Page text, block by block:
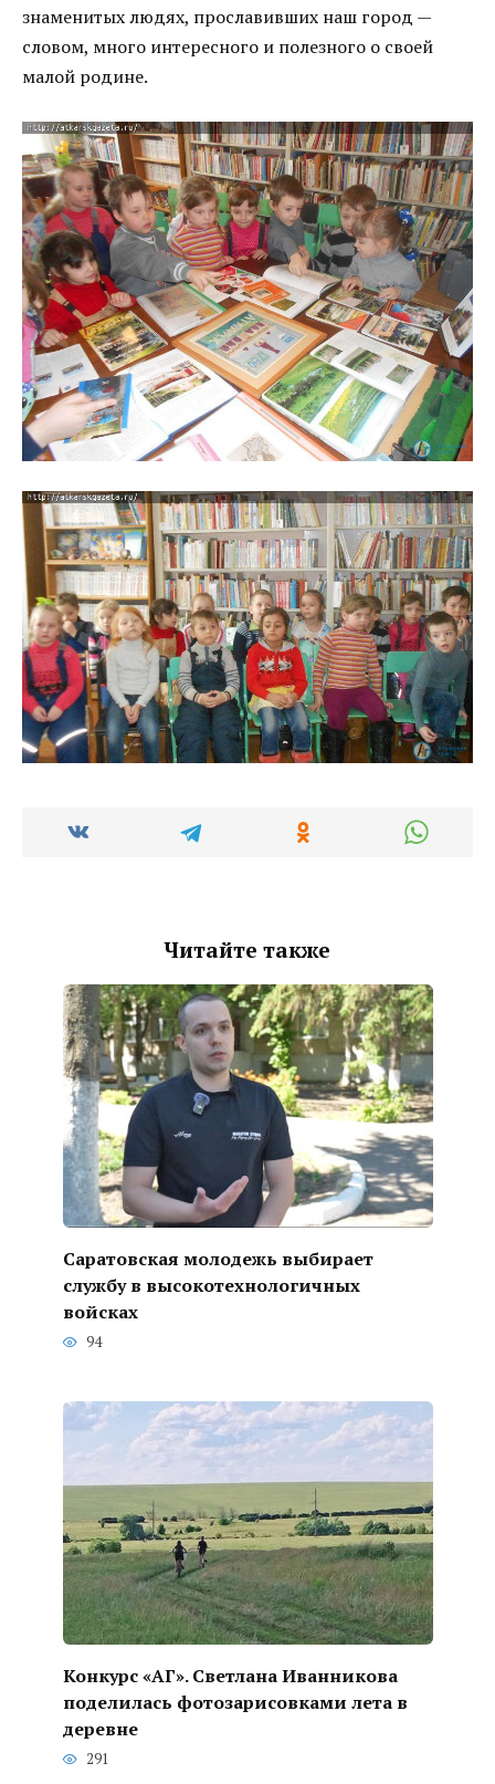
знаменитых людях, прославивших наш город —
словом, много интересного и полезного о своей
малой родине.
Читайте также
Саратовская молодежь выбирает
службу в высокотехнологичных
войсках
94
Конкурс «АГ». Светлана Иванникова
поделилась фотозарисовками лета в
деревне
291